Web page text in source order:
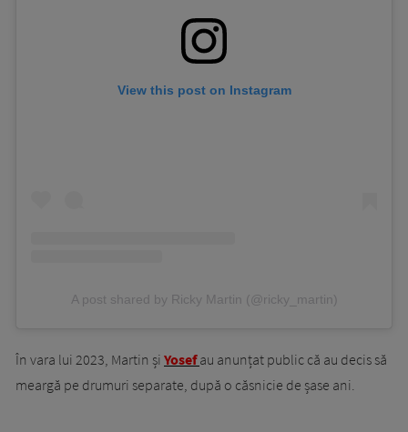
View this post on Instagram
A post shared by Ricky Martin (@ricky_martin)
În vara lui 2023, Martin și Yosef au anunțat public că au decis să
meargă pe drumuri separate, după o căsnicie de șase ani.